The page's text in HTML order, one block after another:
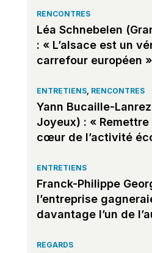
RENCONTRES
Léa Schnebelen
: « L’alsace est un
carrefour européen »
ENTRETIENS, RENCONTRES
Yann Bucaille-
Joyeux) : « Remettre
cœur de l’activité
ENTRETIENS
Franck-Philippe
l’entreprise
davantage l’un de
REGARDS